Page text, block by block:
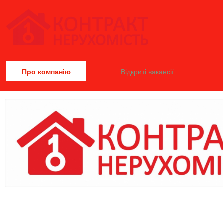
Про компанію Відкриті вакансії